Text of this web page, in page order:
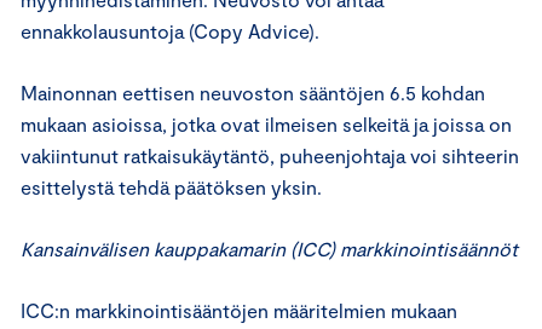
ennakkolausuntoja (Copy Advice).
Mainonnan eettisen neuvoston sääntöjen 6.5 kohdan
mukaan asioissa, jotka ovat ilmeisen selkeitä ja joissa on
vakiintunut ratkaisukäytäntö, puheenjohtaja voi sihteerin
esittelystä tehdä päätöksen yksin.
Kansainvälisen kauppakamarin (ICC) markkinointisäännöt
ICC:n markkinointisääntöjen määritelmien mukaan